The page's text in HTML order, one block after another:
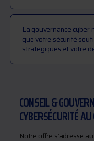
La gouvernance cyber
que votre sécurité
stratégiques et votre
CONSEIL &
CYBERSÉCURITÉ
Notre offre s’adresse